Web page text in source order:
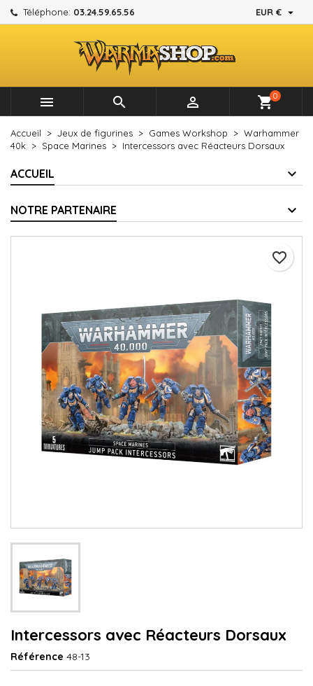
Téléphone: 03.24.59.65.56 EUR € 
   shopping_cart0
Accueil Jeux de figurines Games Workshop
Warhammer
40k
Space Marines Intercessors avec Réacteurs Dorsaux
ACCUEIL
NOTRE PARTENAIRE
Intercessors avec Réacteurs Dorsaux
Référence 48-13
favorite_border
Mes listes d'envies ×
Créer une nouvelle liste
Créer une liste d'envies ×
Nom de la liste d'envies
Annuler Créer une liste d'envies
Connexion ×
Vous devez être connecté pour ajouter des produits à
votre liste d'envies.